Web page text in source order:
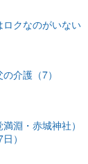
ロクなのがいない
介護（7）
淵・赤城神社）
）